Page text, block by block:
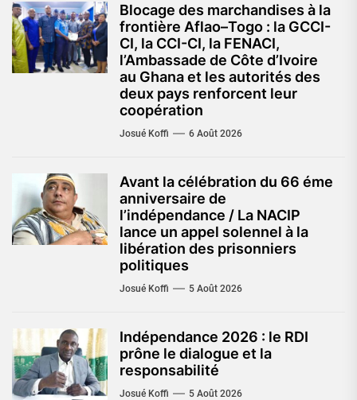
Blocage des marchandises à la
frontière Aflao–Togo : la GCCI-
CI, la CCI-CI, la FENACI,
l’Ambassade de Côte d’Ivoire
au Ghana et les autorités des
deux pays renforcent leur
coopération
Josué Koffi 6 Août 2026
Avant la célébration du 66 éme
anniversaire de
l’indépendance / La NACIP
lance un appel solennel à la
libération des prisonniers
politiques
Josué Koffi 5 Août 2026
Indépendance 2026 : le RDI
prône le dialogue et la
responsabilité
Josué Koffi 5 Août 2026